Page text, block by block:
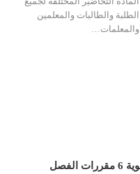
الطلبة والطالبات والمعلمين
والمعلمات…
تحضير فواز الحربي مادة الكفايات اللغوية 6 مقررات الفصل